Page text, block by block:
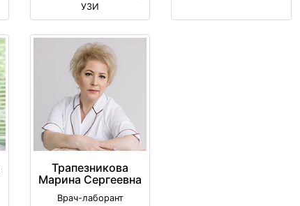
УЗИ
Трапезникова
Марина Сергеевна
Врач-лаборант